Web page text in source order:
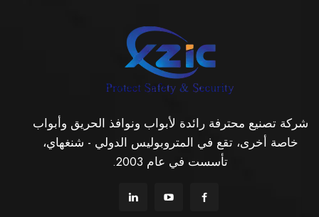
شركة تصنيع محترفة رائدة لأبواب ونوافذ الحريق وأبواب
خاصة أخرى، تقع في المتروبوليس الدولي - شنغهاي،
تأسست في عام 2003.